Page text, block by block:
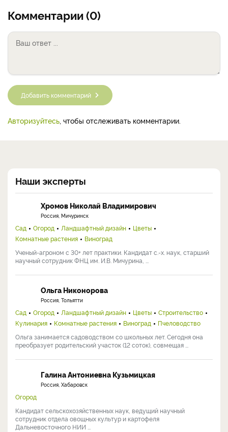
Комментарии (0)
Добавить комментарий
Авторизуйтесь, чтобы отслеживать комментарии.
Наши эксперты
Хромов Николай Владимирович
Россия, Мичуринск
Сад Огород Ландшафтный дизайн
Цветы
Комнатные растения
Виноград
Ученый-агроном с 30+ лет практики. Кандидат с.-х. наук, старший
научный сотрудник ФНЦ им. И.В. Мичурина, ...
Ольга Никонорова
Россия, Тольятти
Сад Огород Ландшафтный дизайн Цветы
Строительство
Кулинария
Комнатные растения Виноград
Пчеловодство
Ольга занимается садоводством со школьных лет. Сегодня она
преобразует родительский участок (12 соток), совмещая ...
Галина Антониевна Кузьмицкая
Россия, Хабаровск
Огород
Кандидат сельскохозяйственных наук, ведущий научный
сотрудник отдела овощных культур и картофеля
Дальневосточного НИИ ...